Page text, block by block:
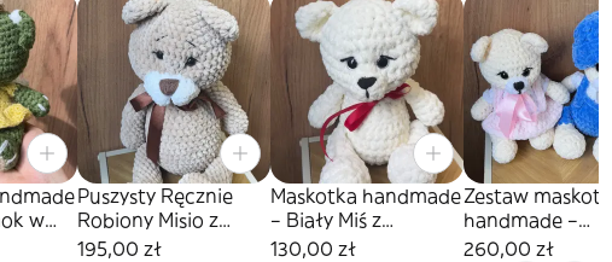
w
Puszysty Ręcznie
Robiony Misio z
Kokardą
195,00 zł
Maskotka handmade
– Biały Miś z
czerwoną wstążką
130,00 zł
Zestaw maskotek
handmade –
Zakochana Para
260,00 zł